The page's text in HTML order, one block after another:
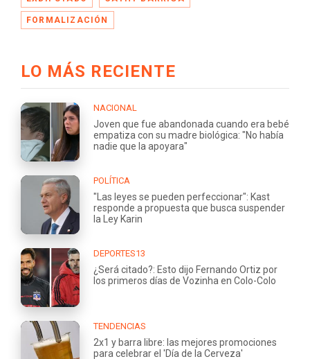
FORMALIZACIÓN
LO MÁS RECIENTE
NACIONAL
Joven que fue abandonada cuando era bebé
empatiza con su madre biológica: "No había
nadie que la apoyara"
POLÍTICA
"Las leyes se pueden perfeccionar": Kast
responde a propuesta que busca suspender
la Ley Karin
DEPORTES13
¿Será citado?: Esto dijo Fernando Ortiz por
los primeros días de Vozinha en Colo-Colo
TENDENCIAS
2x1 y barra libre: las mejores promociones
para celebrar el 'Día de la Cerveza'